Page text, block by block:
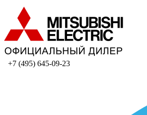
+7 (495) 645-09-23